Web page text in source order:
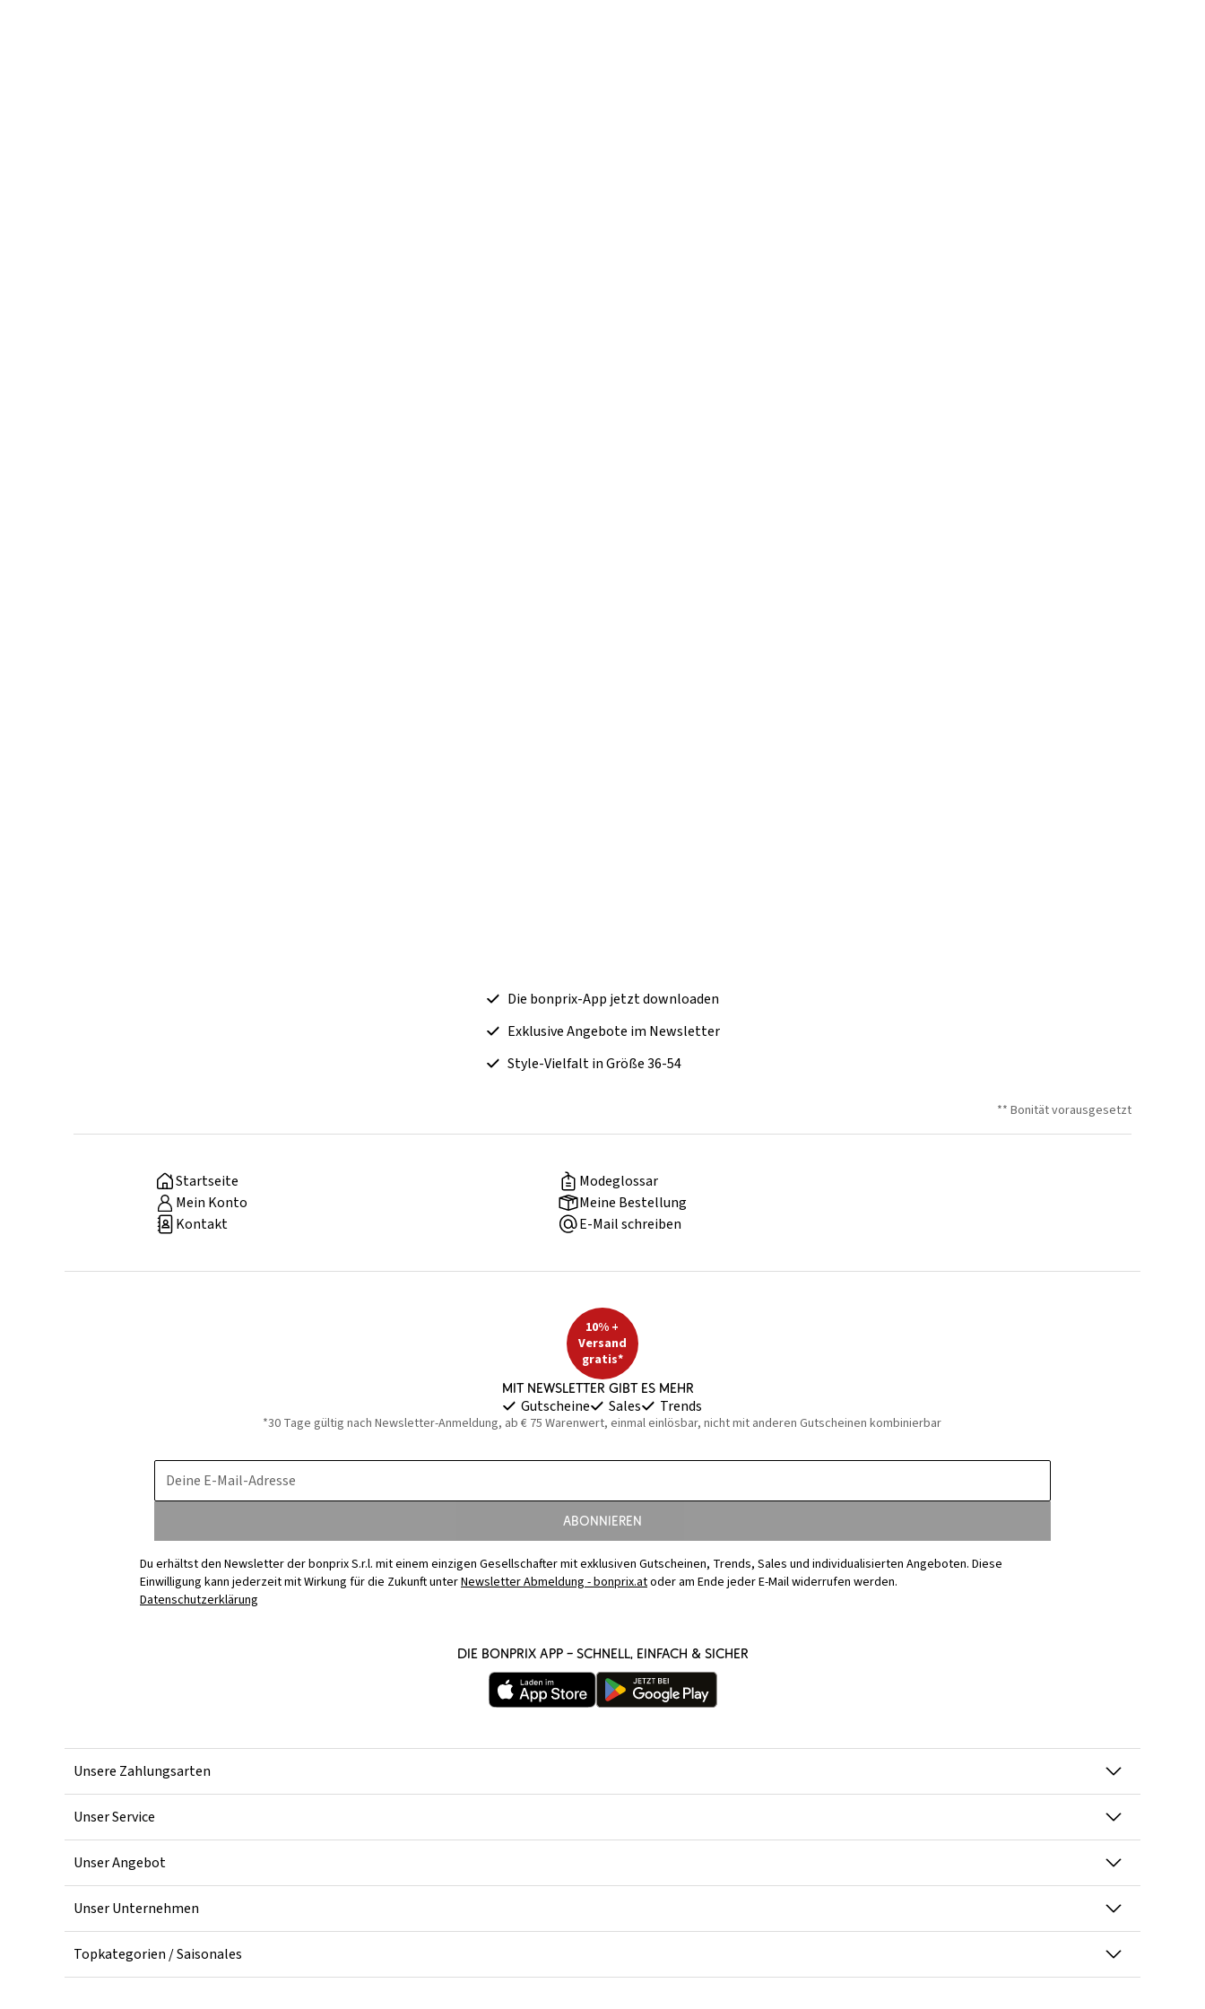
Die bonprix-App jetzt downloaden
Exklusive Angebote im Newsletter
Style-Vielfalt in Größe 36-54
** Bonität vorausgesetzt
Startseite
Modeglossar
Mein Konto
Meine Bestellung
Kontakt
E-Mail schreiben
10% +
Versand
gratis*
Mit Newsletter gibt es mehr
Gutscheine Sales Trends
*30 Tage gültig nach Newsletter-Anmeldung, ab € 75 Warenwert, einmal einlösbar, nicht mit anderen Gutscheinen kombinierbar
Deine E-Mail-Adresse
Abonnieren
Du erhältst den Newsletter der bonprix S.r.l. mit einem einzigen Gesellschafter mit exklusiven Gutscheinen, Trends, Sales und individualisierten Angeboten. Diese
Einwilligung kann jederzeit mit Wirkung für die Zukunft unterNewsletter Abmeldung - bonprix.atoder am Ende jeder E-Mail widerrufen werden.
Datenschutzerklärung
Die bonprix App – schnell, einfach & sicher
Unsere Zahlungsarten
Unser Service
Unser Angebot
Unser Unternehmen
Topkategorien / Saisonales